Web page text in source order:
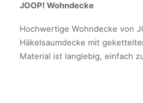
JOOP! Wohndecke
Hochwertige Wohndecke von
Häkelsaumdecke mit
Material ist langlebig, einfach